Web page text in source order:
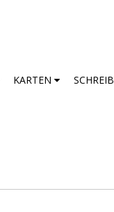
KARTEN